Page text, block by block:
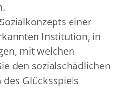
einer
Institution, in
mit welchen
den sozialschädlichen
Glücksspiels